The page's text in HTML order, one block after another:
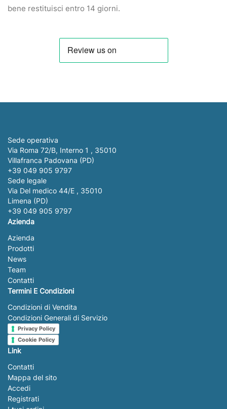
bene restituisci entro 14 giorni.
Sede operativa
Via Roma 72/B, Interno 1 , 35010
Villafranca Padovana (PD)
+39 049 905 9797
Sede legale
Via Del medico 44/E , 35010
Limena (PD)
+39 049 905 9797
Azienda
Azienda
Prodotti
News
Team
Contatti
Termini E Condizioni
Condizioni di Vendita
Condizioni Generali di Servizio
Privacy Policy
Cookie Policy
Link
Contatti
Mappa del sito
Accedi
Registrati